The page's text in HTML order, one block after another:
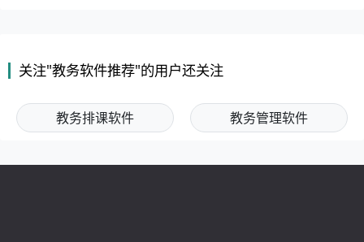
关注"教务软件推荐"的用户还关注
教务排课软件 教务管理软件